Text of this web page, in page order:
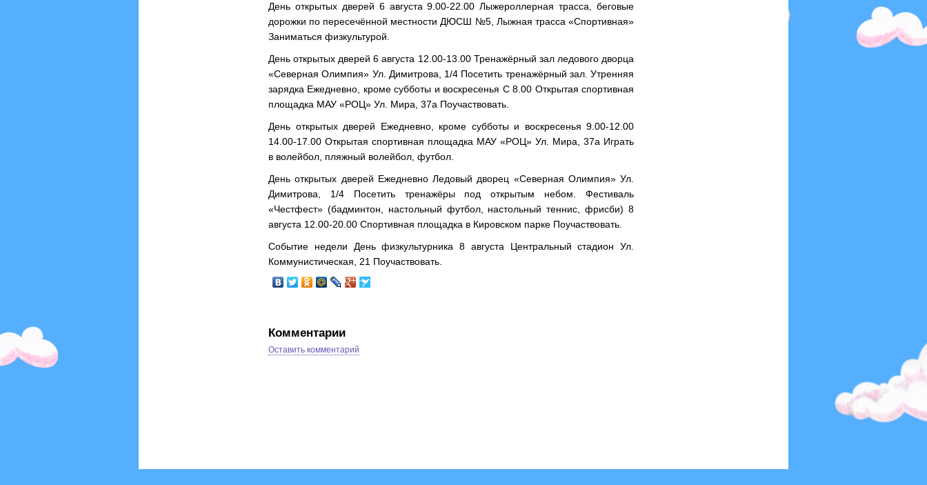
День открытых дверей 6 августа 9.00-22.00 Лыжероллерная трасса, беговые
дорожки по пересечённой местности ДЮСШ №5, Лыжная трасса «Спортивная»
Заниматься физкультурой.
День открытых дверей 6 августа 12.00-13.00 Тренажёрный зал ледового дворца
«Северная Олимпия» Ул. Димитрова, 1/4 Посетить тренажёрный зал. Утренняя
зарядка Ежедневно, кроме субботы и воскресенья С 8.00 Открытая спортивная
площадка МАУ «РОЦ» Ул. Мира, 37а Поучаствовать.
День открытых дверей Ежедневно, кроме субботы и воскресенья 9.00-12.00
14.00-17.00 Открытая спортивная площадка МАУ «РОЦ» Ул. Мира, 37а Играть
в волейбол, пляжный волейбол, футбол.
День открытых дверей Ежедневно Ледовый дворец «Северная Олимпия» Ул.
Димитрова, 1/4 Посетить тренажёры под открытым небом. Фестиваль
«Честфест» (бадминтон, настольный футбол, настольный теннис, фрисби) 8
августа 12.00-20.00 Спортивная площадка в Кировском парке Поучаствовать.
Событие недели День физкультурника 8 августа Центральный стадион Ул.
Коммунистическая, 21 Поучаствовать.
Комментарии
Оставить комментарий